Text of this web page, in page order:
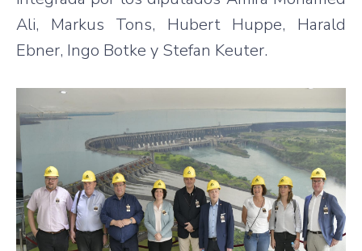
Ali, Markus Tons, Hubert Huppe, Harald
Ebner, Ingo Botke y Stefan Keuter.